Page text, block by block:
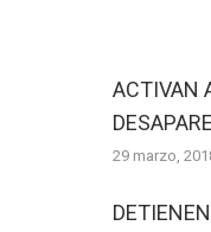
ACTIVAN
29 marzo,